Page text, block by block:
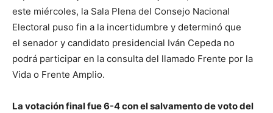
este miércoles, la Sala Plena del Consejo Nacional
Electoral puso fin a la incertidumbre y determinó que
el senador y candidato presidencial Iván Cepeda no
podrá participar en la consulta del llamado Frente por la
Vida o Frente Amplio.
La votación final fue 6-4 con el salvamento de voto del